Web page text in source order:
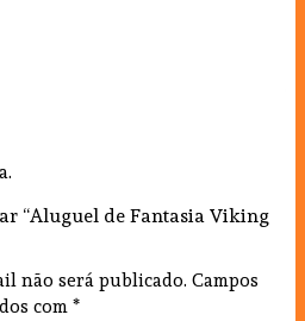
“Aluguel de Fantasia Viking
não será publicado. Campos
com *